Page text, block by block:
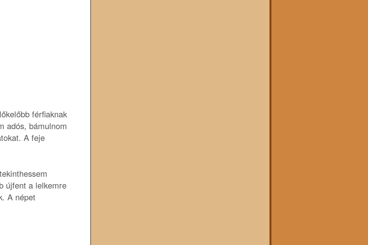
férfiaknak
adós, bámulnom
A feje
újfent a lelkemre
A népet